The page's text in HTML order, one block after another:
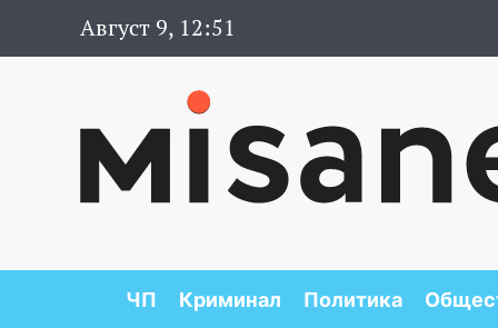
Август 9, 12:51
ЧП Криминал Политика